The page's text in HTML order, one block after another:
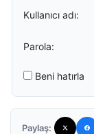
Kullanıcı adı:
Parola:
Beni hatırla
Paylaş: